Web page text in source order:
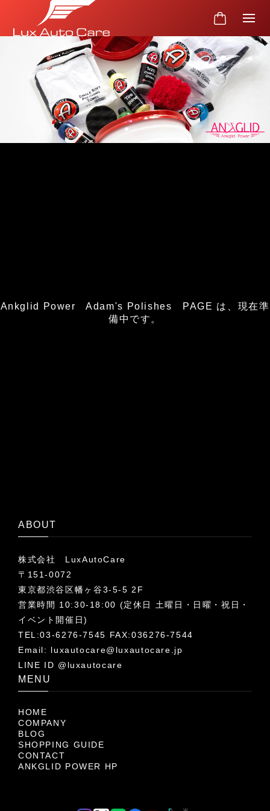
Ankglid Power Adam's Polishes PAGE は、現在準
備中です。
ABOUT
株式会社 LuxAutoCare
〒151-0072
東京都渋谷区幡ヶ谷3-5-5 2F
営業時間 10:30-18:00 (定休日 土曜日・日曜・祝日・
イベント開催日)
TEL:03-6276-7545 FAX:036276-7544
Email: luxautocare@luxautocare.jp
LINE ID @luxautocare
MENU
HOME
COMPANY
BLOG
SHOPPING GUIDE
CONTACT
ANKGLID POWER HP